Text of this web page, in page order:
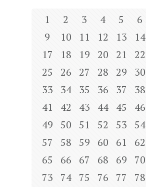
1 2 3 4 5 6
9
10 11 12 13 14
17
18 19 20 21 22
25
26 27 28 29 30
33
34 35 36 37 38
41
42 43 44 45 46
49
50 51 52 53 54
57
58 59 60 61 62
65
66 67 68 69 70
73
74 75 76 77 78